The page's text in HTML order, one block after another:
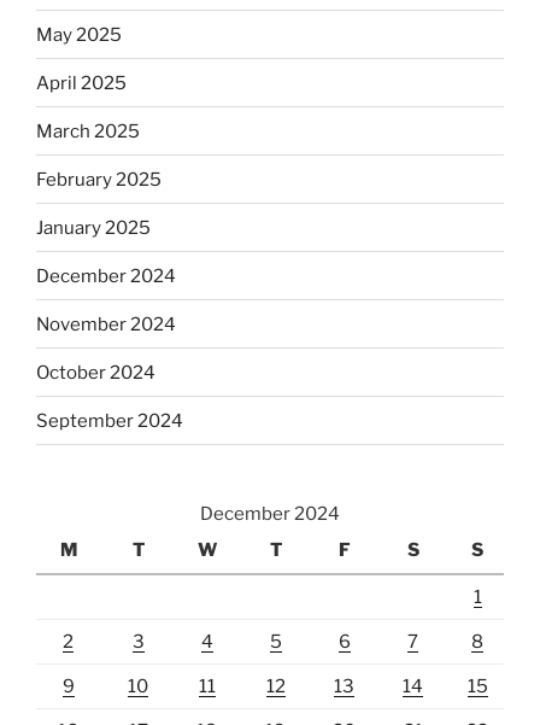
May 2025
April 2025
March 2025
February 2025
January 2025
December 2024
November 2024
October 2024
September 2024
December 2024
M
T W T F S S
1
2 3 4 5 6 7 8
9 10 11 12 13 14 15